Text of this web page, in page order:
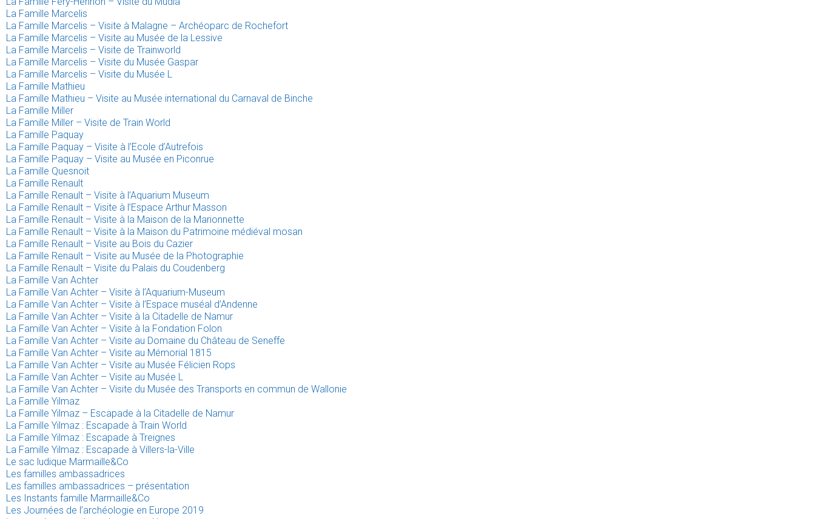
La Famille Marcelis
La Famille Marcelis – Visite à Malagne – Archéoparc de Rochefort
La Famille Marcelis – Visite au Musée de la Lessive
La Famille Marcelis – Visite de Trainworld
La Famille Marcelis – Visite du Musée Gaspar
La Famille Marcelis – Visite du Musée L
La Famille Mathieu
La Famille Mathieu – Visite au Musée international du Carnaval de Binche
La Famille Miller
La Famille Miller – Visite de Train World
La Famille Paquay
La Famille Paquay – Visite à l’Ecole d’Autrefois
La Famille Paquay – Visite au Musée en Piconrue
La Famille Quesnoit
La Famille Renault
La Famille Renault – Visite à l’Aquarium Museum
La Famille Renault – Visite à l’Espace Arthur Masson
La Famille Renault – Visite à la Maison de la Marionnette
La Famille Renault – Visite à la Maison du Patrimoine médiéval mosan
La Famille Renault – Visite au Bois du Cazier
La Famille Renault – Visite au Musée de la Photographie
La Famille Renault – Visite du Palais du Coudenberg
La Famille Van Achter
La Famille Van Achter – Visite à l’Aquarium-Museum
La Famille Van Achter – Visite à l’Espace muséal d’Andenne
La Famille Van Achter – Visite à la Citadelle de Namur
La Famille Van Achter – Visite à la Fondation Folon
La Famille Van Achter – Visite au Domaine du Château de Seneffe
La Famille Van Achter – Visite au Mémorial 1815
La Famille Van Achter – Visite au Musée Félicien Rops
La Famille Van Achter – Visite au Musée L
La Famille Van Achter – Visite du Musée des Transports en commun de Wallonie
La Famille Yilmaz
La Famille Yilmaz – Escapade à la Citadelle de Namur
La Famille Yilmaz : Escapade à Train World
La Famille Yilmaz : Escapade à Treignes
La Famille Yilmaz : Escapade à Villers-la-Ville
Le sac ludique Marmaille&Co
Les familles ambassadrices
Les familles ambassadrices – présentation
Les Instants famille Marmaille&Co
Les Journées de l’archéologie en Europe 2019